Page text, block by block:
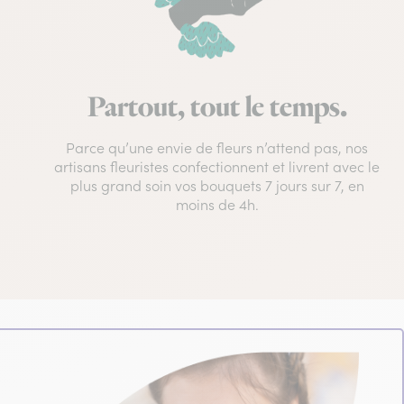
Partout, tout le temps.
Parce qu’une envie de fleurs n’attend pas, nos
artisans fleuristes confectionnent et livrent avec le
plus grand soin vos bouquets 7 jours sur 7, en
moins de 4h.